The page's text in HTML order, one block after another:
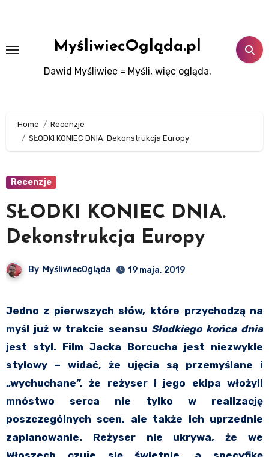
MyśliwiecOgląda.pl
Dawid Myśliwiec = Myśli, więc ogląda.
Home
Recenzje
SŁODKI KONIEC DNIA. Dekonstrukcja Europy
Recenzje
SŁODKI KONIEC DNIA.
Dekonstrukcja Europy
By MyśliwiecOgląda 19 maja, 2019
Jedno z pierwszych słów, które przychodzą na
myśl już w trakcie seansu Słodkiego końca dnia
jest styl. Film Jacka Borcucha jest niezwykle
stylowy – widać, że ujęcia są przemyślane i
„wychuchane”, że reżyser i jego ekipa włożyli
mnóstwo serca nie tylko w realizację
poszczególnych scen, ale także ich uprzednie
zaplanowanie. Reżyser nie ukrywa, że we